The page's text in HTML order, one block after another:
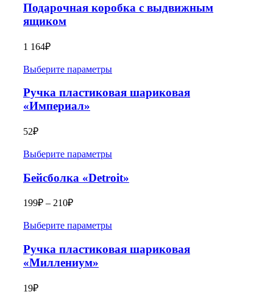
Подарочная коробка с выдвижным
ящиком
1 164₽
Выберите параметры
Ручка пластиковая шариковая
«Империал»
52₽
Выберите параметры
Бейсболка «Detroit»
199₽ – 210₽
Выберите параметры
Ручка пластиковая шариковая
«Миллениум»
19₽